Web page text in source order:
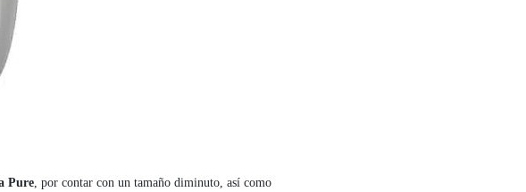
Pure, por contar con un tamaño diminuto, así como